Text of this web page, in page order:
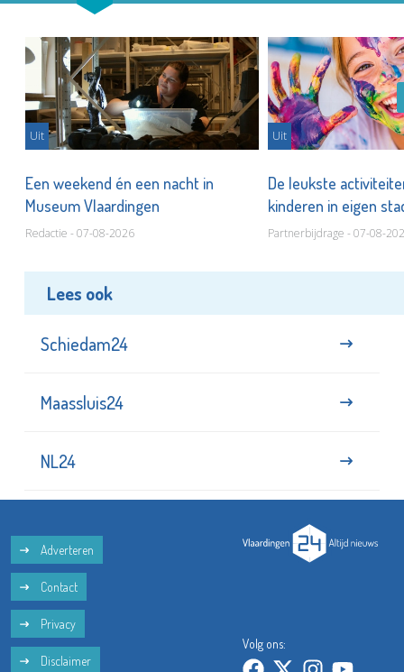
Uit
Een weekend én een nacht in
Museum Vlaardingen
Redactie - 07-08-2026
Uit
De leukste
kinderen in eigen
Partnerbijdrage - 07-08-
Lees ook
Schiedam24
Maassluis24
NL24
Adverteren
Contact
Privacy
Disclaimer
Volg ons: